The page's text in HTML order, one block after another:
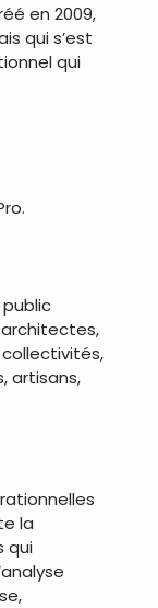
en 2009,
qui s’est
qui
artisans,
la
qui